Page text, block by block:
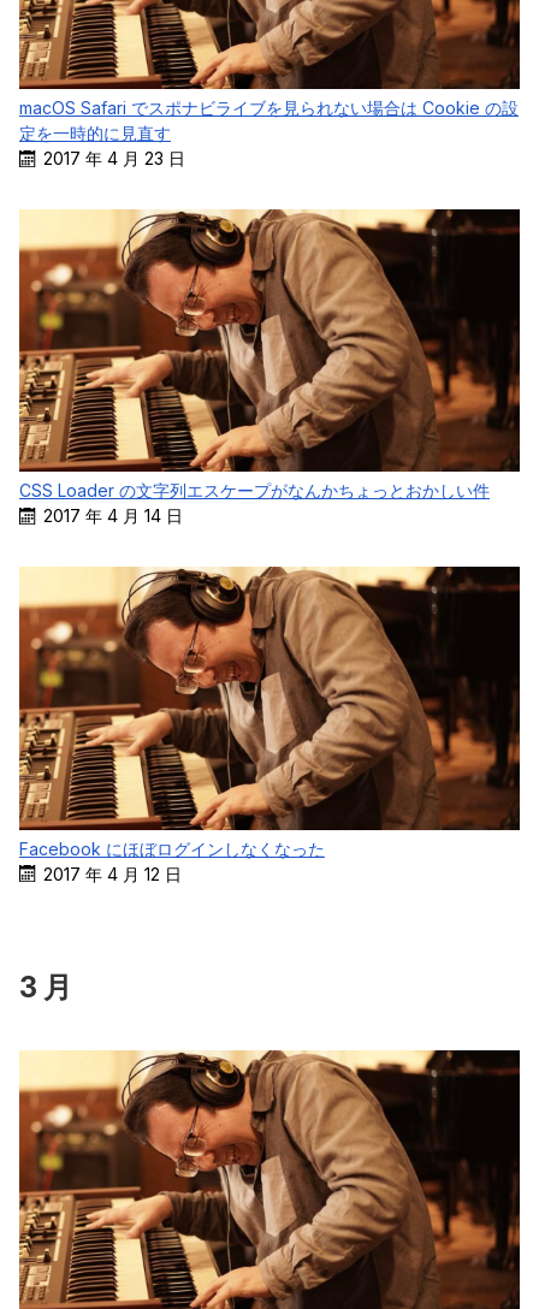
macOS Safari でスポナビライブを見られない場合は Cookie の設
定を一時的に見直す
2017 年 4 月 23 日
CSS Loader の文字列エスケープがなんかちょっとおかしい件
2017 年 4 月 14 日
Facebook にほぼログインしなくなった
2017 年 4 月 12 日
3 月